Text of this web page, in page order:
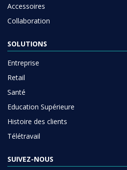
Accessoires
Collaboration
SOLUTIONS
Entreprise
Retail
Santé
Education Supérieure
Histoire des clients
Télétravail
SUIVEZ-NOUS